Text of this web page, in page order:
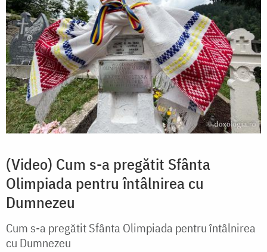
(Video) Cum s-a pregătit Sfânta
Olimpiada pentru întâlnirea cu
Dumnezeu
Cum s-a pregătit Sfânta Olimpiada pentru întâlnirea
cu Dumnezeu